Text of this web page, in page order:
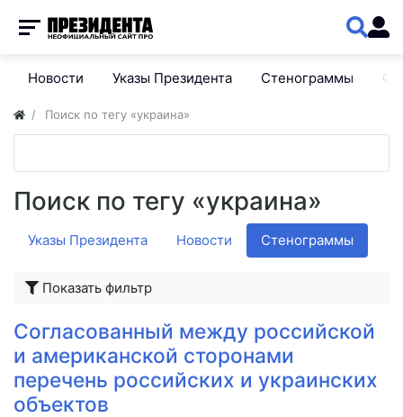
Новости Указы Президента Стенограммы
Поиск по тегу «украина»
Поиск по тегу «украина»
Указы Президента Новости Стенограммы
Показать фильтр
Согласованный между российской
и американской сторонами
перечень российских и украинских
объектов